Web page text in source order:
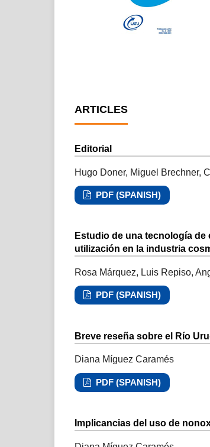
ARTICLES
Editorial
Hugo Doner, Miguel Brechner,
PDF (SPANISH)
Estudio de una tecnología
utilización en la industria
Rosa Márquez, Luis Repiso,
PDF (SPANISH)
Breve reseña sobre el Río
Diana Míguez Caramés
PDF (SPANISH)
Implicancias del uso de